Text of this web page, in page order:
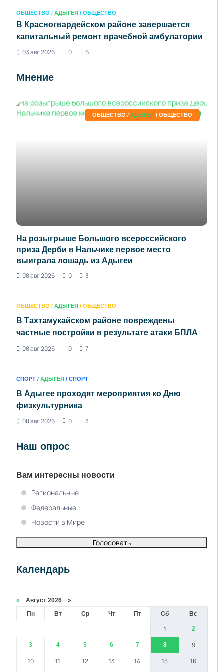
ОБЩЕСТВО / АДЫГЕЯ / ОБЩЕСТВО
В Красногвардейском районе завершается
капитальный ремонт врачебной амбулатории
03 авг 2026
0 6
Мнение
ОБЩЕСТВО / АДЫГЕЯ / ОБЩЕСТВО
На розыгрыше Большого всероссийского
приза Дерби в Нальчике первое место
выиграла лошадь из Адыгеи
08 авг 2026
0 3
ОБЩЕСТВО / АДЫГЕЯ / ОБЩЕСТВО
В Тахтамукайском районе повреждены
частные постройки в результате атаки БПЛА
08 авг 2026
0 7
СПОРТ / АДЫГЕЯ / СПОРТ
В Адыгее проходят мероприятия ко Дню
физкультурника
08 авг 2026
0 3
Наш опрос
Вам интересны новости
Региональные
Федеральные
Новости в Мире
Голосовать
Календарь
« Август 2026 »
Пн
Вт Ср Чт Пт Сб Вс
1 2
3 4 5 6 7 8
9
10
11 12 13 14 15
16